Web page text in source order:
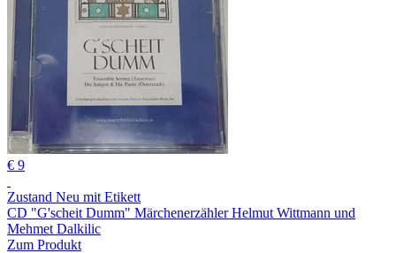
€ 9
Zustand Neu mit Etikett
CD "G'scheit Dumm" Märchenerzähler Helmut Wittmann und
Mehmet Dalkilic
Zum Produkt